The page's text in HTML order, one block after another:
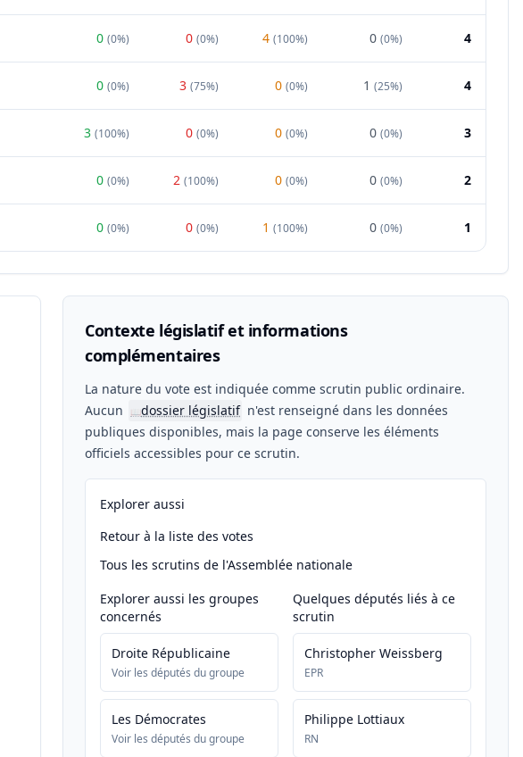
0 (0%) 0 (0%) 4 (100%) 0 (0%) 4
0 (0%) 3 (75%) 0 (0%) 1 (25%) 4
3 (100%) 0 (0%) 0 (0%) 0 (0%) 3
0 (0%) 2 (100%) 0 (0%) 0 (0%) 2
0 (0%) 0 (0%) 1 (100%) 0 (0%) 1
Contexte législatif et informations
complémentaires
La nature du vote est indiquée comme scrutin public ordinaire.
Aucun
📖dossier législatif n'est renseigné dans les données
publiques disponibles, mais la page conserve les éléments
officiels accessibles pour ce scrutin.
Explorer aussi
Retour à la liste des votes
Tous les scrutins de l'Assemblée nationale
Explorer aussi les groupes
concernés
Droite Républicaine
Voir les députés du groupe
Les Démocrates
Voir les députés du groupe
Quelques députés liés à ce
scrutin
Christopher Weissberg
EPR
Philippe Lottiaux
RN